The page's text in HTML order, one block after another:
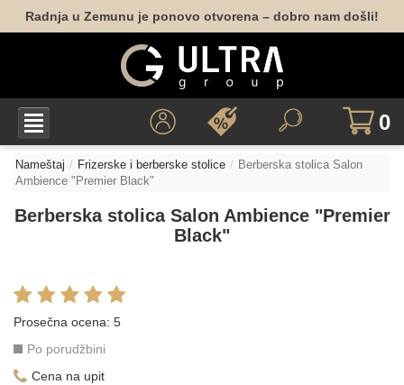
Radnja u Zemunu je ponovo otvorena – dobro nam došli!
0
Nameštaj Frizerske i berberske stolice
Berberska stolica Salon
Ambience "Premier Black"
Berberska stolica Salon Ambience "Premier
Black"
Prosečna ocena: 5
Po porudžbini
Cena na upit